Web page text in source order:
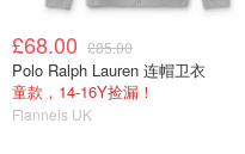
£68.00 £85.00
Polo Ralph Lauren 连帽卫衣
童款，14-16Y捡漏！
Flannels UK